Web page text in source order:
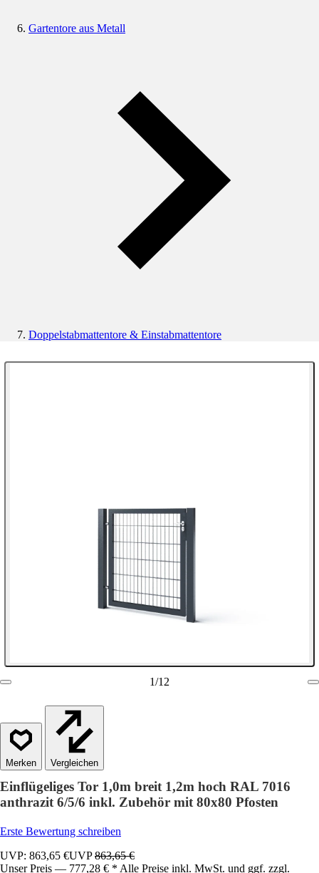
Gartentore aus Metall
Doppelstabmattentore & Einstabmattentore
1/12
Vergleichen
Einflügeliges Tor 1,0m breit 1,2m hoch RAL 7016
anthrazit 6/5/6 inkl. Zubehör mit 80x80 Pfosten
Erste Bewertung schreiben
UVP: 863,65 €UVP863,65 €
Unser Preis — 777,28 € * Alle Preise inkl. MwSt. und ggf. zzgl.